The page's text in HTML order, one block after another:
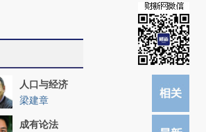
人口与经济
梁建章
成有论法